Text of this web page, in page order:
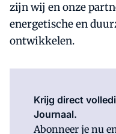
zijn wij en onze
energetische en
ontwikkelen.
Krijg direct
Journaal.
Abonneer je nu